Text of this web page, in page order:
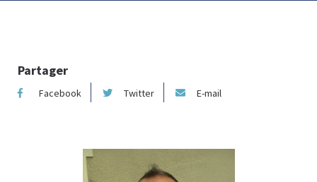
Partager
Facebook Twitter E-mail